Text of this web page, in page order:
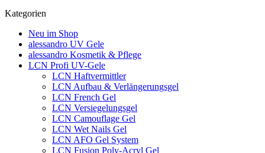
Kategorien
Neu im Shop
alessandro UV Gele
alessandro Kosmetik & Pflege
LCN Profi UV-Gele
LCN Haftvermittler
LCN Aufbau & Verlängerungsgel
LCN French Gel
LCN Versiegelungsgel
LCN Camouflage Gel
LCN Wet Nails Gel
LCN AFO Gel System
LCN Fusion Poly-Acryl Gel